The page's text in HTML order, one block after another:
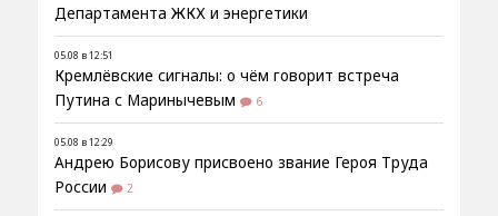
Департамента ЖКХ и энергетики
05.08 в 12:51
Кремлёвские сигналы: о чём говорит встреча
Путина с Маринычевым
6
05.08 в 12:29
Андрею Борисову присвоено звание Героя Труда
России
2